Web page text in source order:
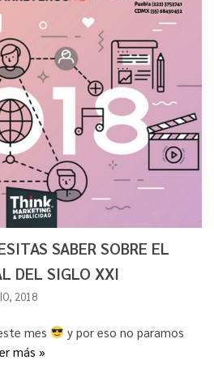
SABER SOBRE EL
DEL SIGLO XXI
2018
mes
y por eso no paramos
más »